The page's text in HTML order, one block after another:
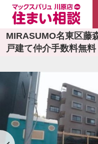
MIRASUMO名東区藤
戸建て仲介手数料無